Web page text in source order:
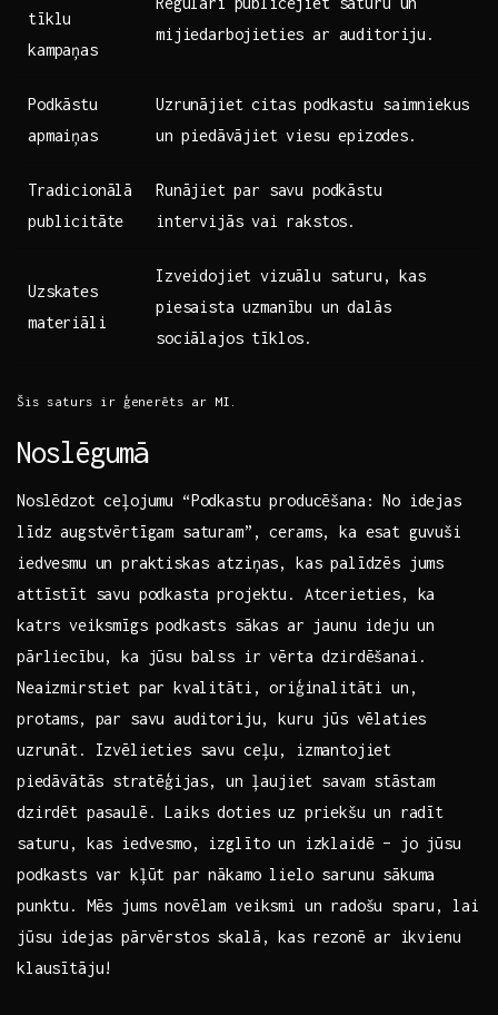
tīklu
kampaņas
mijiedarbojieties ar ​auditoriju.
Podkāstu
apmaiņas
Uzrunājiet citas ‍podkastu‌ saimniekus
un ⁤piedāvājiet ⁣viesu⁣ epizodes.
Tradicionālā
publicitāte
Runājiet⁤ par savu podkāstu​
intervijās vai ⁣rakstos.
Uzskates
materiāli
Izveidojiet vizuālu saturu,⁣ kas
piesaista uzmanību un dalās
sociālajos tīklos.
Šis saturs ir ģenerēts ar MI.
Noslēgumā
Noslēdzot ceļojumu‌ “Podkastu ‌producēšana: No idejas
līdz augstvērtīgam saturam”, cerams, ‍ka esat guvuši
iedvesmu​ un praktiskas atziņas, kas palīdzēs jums
attīstīt savu podkasta projektu. ‍Atcerieties, ka
katrs ‌veiksmīgs podkasts⁢ sākas ar jaunu ideju un
pārliecību, ka jūsu ​balss ir vērta dzirdēšanai.‍
Neaizmirstiet par ⁤kvalitāti, oriģinalitāti un,
protams, par ‌savu ⁣auditoriju, kuru jūs vēlaties
uzrunāt. Izvēlieties ​savu ceļu, izmantojiet
⁣piedāvātās ⁤stratēģijas, ​un ļaujiet⁢ savam‌ stāstam
dzirdēt pasaulē. ‍Laiks doties uz priekšu⁢ un radīt
saturu, kas iedvesmo, izglīto un ​izklaidē⁤ – ‌jo jūsu
podkasts var kļūt par nākamo lielo sarunu sākuma​
punktu. Mēs jums novēlam‌ veiksmi un radošu sparu, lai⁣
jūsu idejas pārvērstos skalā, kas ⁤rezonē⁢ ar ‍ikvienu
klausītāju!